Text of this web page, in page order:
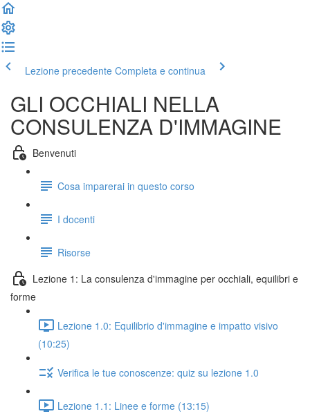
Lezione precedente Completa e continua
GLI OCCHIALI NELLA
CONSULENZA D'IMMAGINE
Benvenuti
Cosa imparerai in questo corso
I docenti
Risorse
Lezione 1: La consulenza d'immagine per occhiali, equilibri e
forme
Lezione 1.0: Equilibrio d'immagine e impatto visivo
(10:25)
Verifica le tue conoscenze: quiz su lezione 1.0
Lezione 1.1: Linee e forme (13:15)